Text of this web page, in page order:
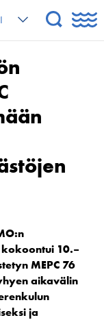
10.–
MEPC 76
aikavälin
ja